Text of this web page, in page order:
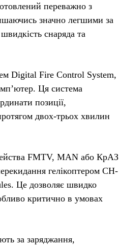
переважно з
значно легшими за
снаряда та
Digital Fire Control System,
Ця система
позиції,
двох-трьох хвилин
FMTV, MAN або КрАЗ
гелікоптером CH-
Це дозволяє швидко
критично в умовах
за заряджання,